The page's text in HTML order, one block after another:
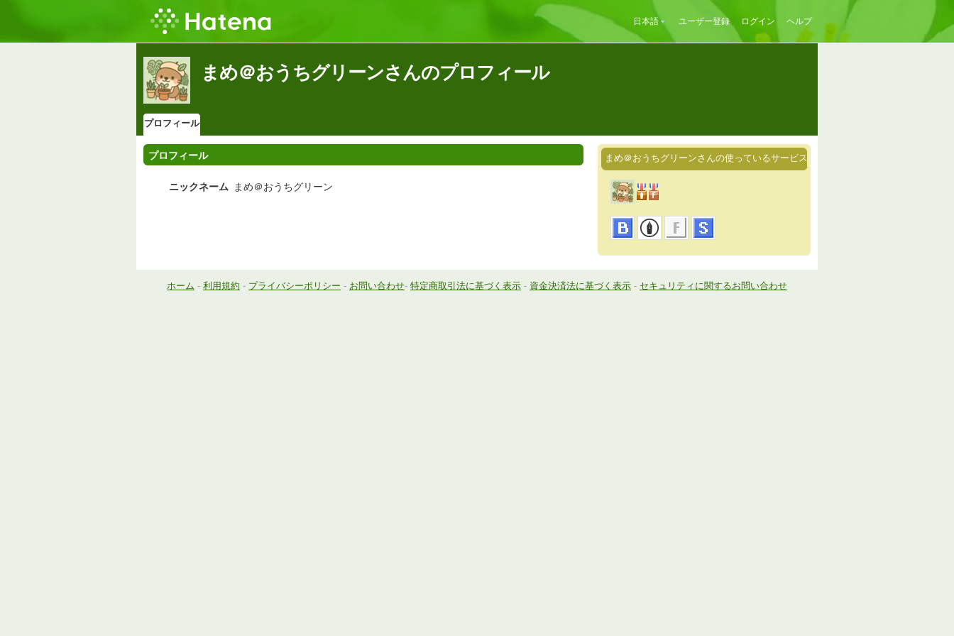
日本語 ユーザー登録 ログイン ヘルプ
まめ＠おうちグリーンさんのプロフィール
プロフィール
プロフィール
ニックネーム まめ＠おうちグリーン
まめ＠おうちグリーンさんの使っているサービス
ホーム - 利用規約 - プライバシーポリシー - お問い合わせ- 特定商取引法に基づく表示 - 資金決済法に基づく表示 - セキュリティに関するお問い合わせ